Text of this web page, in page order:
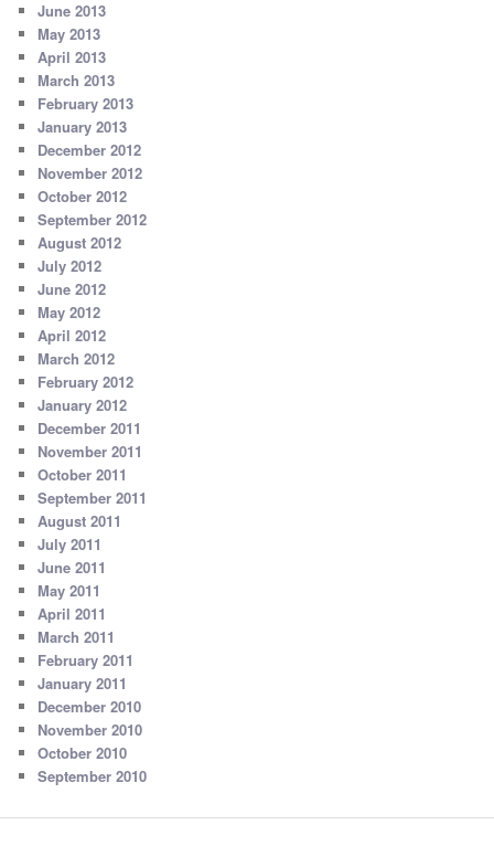
June 2013
May 2013
April 2013
March 2013
February 2013
January 2013
December 2012
November 2012
October 2012
September 2012
August 2012
July 2012
June 2012
May 2012
April 2012
March 2012
February 2012
January 2012
December 2011
November 2011
October 2011
September 2011
August 2011
July 2011
June 2011
May 2011
April 2011
March 2011
February 2011
January 2011
December 2010
November 2010
October 2010
September 2010